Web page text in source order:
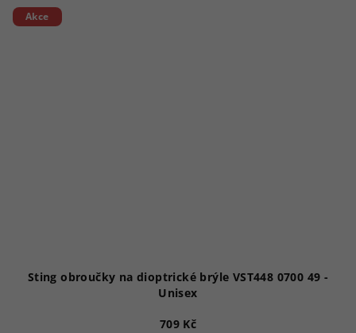
Akce
Sting obroučky na dioptrické brýle VST448 0700 49 -
Unisex
709 Kč